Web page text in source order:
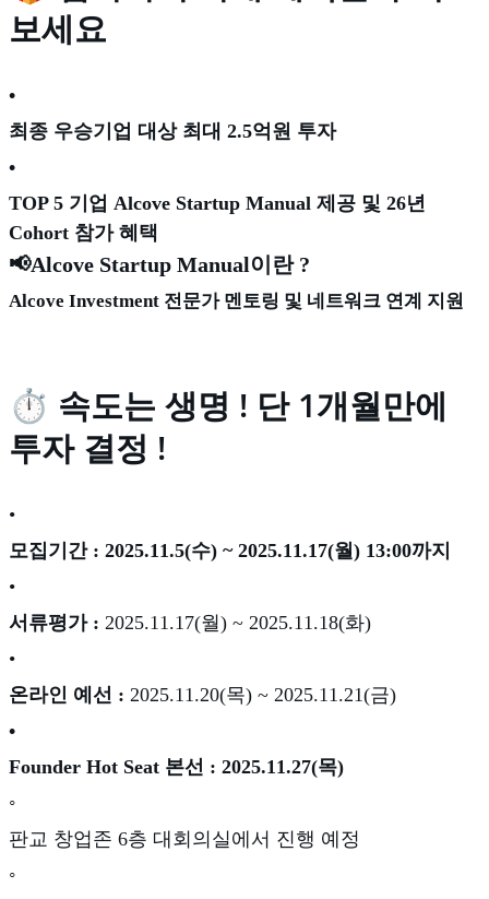
보세요
•
최종 우승기업 대상 최대 2.5억원 투자
•
TOP 5 기업 Alcove Startup Manual 제공 및 26년
Cohort 참가 혜택
📢Alcove Startup Manual이란 ?
Alcove Investment 전문가 멘토링 및 네트워크 연계 지원
⏱️ 속도는 생명 ! 단 1개월만에
투자 결정 !
•
모집기간 : 2025.11.5(수) ~ 2025.11.17(월) 13:00까지
•
서류평가 : 2025.11.17(월) ~ 2025.11.18(화)
•
온라인 예선 : 2025.11.20(목) ~ 2025.11.21(금)
•
Founder Hot Seat 본선 : 2025.11.27(목)
◦
판교 창업존 6층 대회의실에서 진행 예정
◦